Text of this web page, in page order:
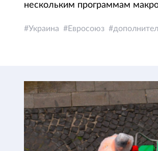
нескольким программам
Украина Евросоюз